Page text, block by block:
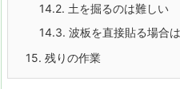
14.2. 土を掘るのは難しい
14.3. 波板を直接貼る場合
15. 残りの作業